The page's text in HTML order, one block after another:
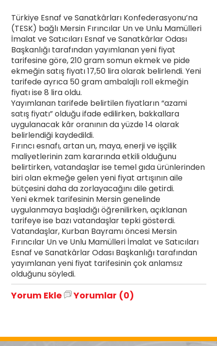
Türkiye Esnaf ve Sanatkârları Konfederasyonu’na
(TESK) bağlı Mersin Fırıncılar Un ve Unlu Mamülleri
İmalat ve Satıcıları Esnaf ve Sanatkârlar Odası
Başkanlığı tarafından yayımlanan yeni fiyat
tarifesine göre, 210 gram somun ekmek ve pide
ekmeğin satış fiyatı 17,50 lira olarak belirlendi. Yeni
tarifede ayrıca 50 gram ambalajlı roll ekmeğin
fiyatı ise 8 lira oldu.
Yayımlanan tarifede belirtilen fiyatların “azami
satış fiyatı” olduğu ifade edilirken, bakkallara
uygulanacak kâr oranının da yüzde 14 olarak
belirlendiği kaydedildi.
Fırıncı esnafı, artan un, maya, enerji ve işçilik
maliyetlerinin zam kararında etkili olduğunu
belirtirken, vatandaşlar ise temel gıda ürünlerinden
biri olan ekmeğe gelen yeni fiyat artışının aile
bütçesini daha da zorlayacağını dile getirdi.
Yeni ekmek tarifesinin Mersin genelinde
uygulanmaya başladığı öğrenilirken, açıklanan
tarifeye ise bazı vatandaşlar tepki gösterdi.
Vatandaşlar, Kurban Bayramı öncesi Mersin
Fırıncılar Un ve Unlu Mamülleri İmalat ve Satıcıları
Esnaf ve Sanatkârlar Odası Başkanlığı tarafından
yayımlanan yeni fiyat tarifesinin çok anlamsız
olduğunu söyledi.
Yorum Ekle Yorumlar (0)